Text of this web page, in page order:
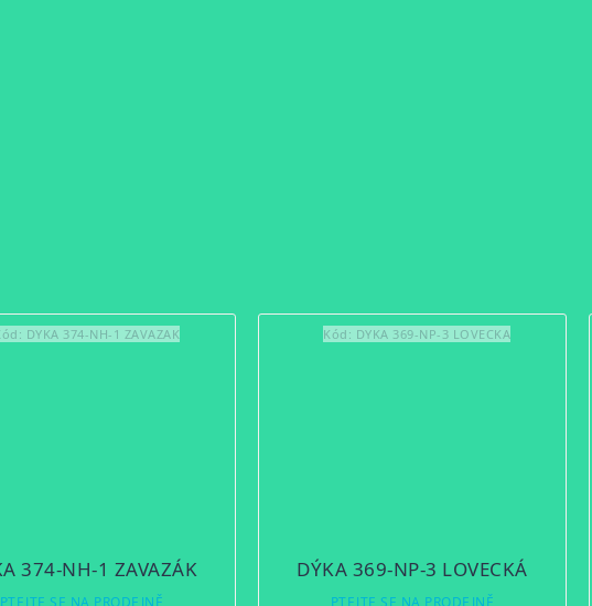
374-NH-1 ZAVAZÁK
PTEJTE SE NA PRODEJNĚ
DYKA 374-NH-1 ZAVAZAK
DÝKA 369-NP-3 LOVECKÁ
PTEJTE SE NA PRODEJNĚ
Kód: DYKA 369-NP-3 LOVECKA